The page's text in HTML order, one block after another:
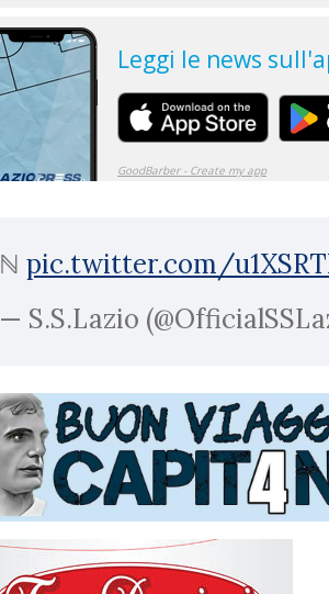
ℕ pic.twitter.com/
— S.S.Lazio